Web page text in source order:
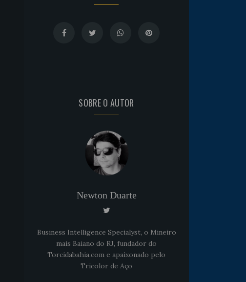
SOBRE O AUTOR
Newton Duarte
Business Intelligence Specialyst, o Mineiro
mais Baiano do RJ, fundador do
Torcidabahia.com e apaixonado pelo
Tricolor de Aço